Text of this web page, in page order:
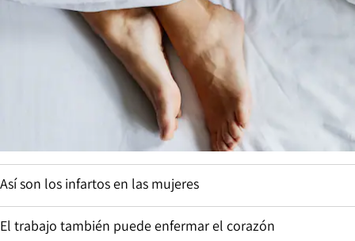
Así son los infartos en las mujeres
El trabajo también puede enfermar el corazón